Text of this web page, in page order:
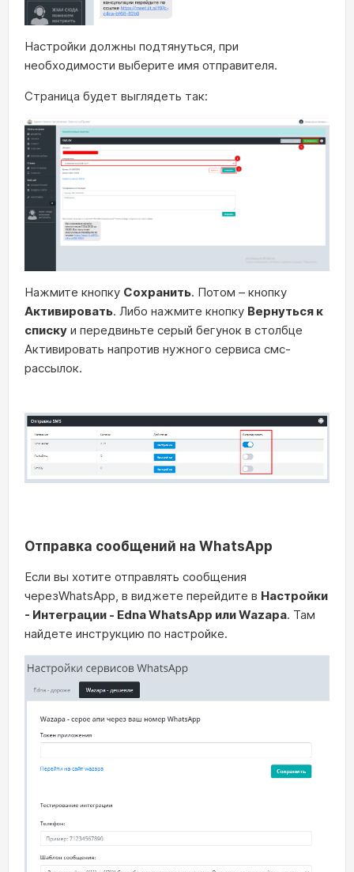
Настройки должны подтянуться, при
необходимости выберите имя отправителя.
Страница будет выглядеть так:
Нажмите кнопку Сохранить. Потом – кнопку
Активировать. Либо нажмите кнопку Вернуться к
списку и передвиньте серый бегунок в столбце
Активировать напротив нужного сервиса смс-
рассылок.
Отправка сообщений на WhatsApp
Если вы хотите отправлять сообщения
черезWhatsApp, в виджете перейдите в Настройки
- Интеграции - Edna WhatsApp или Wazapa. Там
найдете инструкцию по настройке.